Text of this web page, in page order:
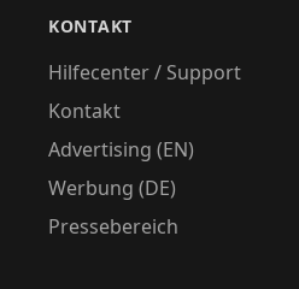
KONTAKT
Hilfecenter / Support
Kontakt
Advertising (EN)
Werbung (DE)
Pressebereich